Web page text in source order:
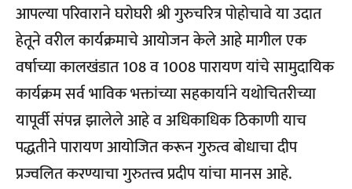
आपल्या परिवाराने घरोघरी श्री गुरुचरित्र पोहोचावे या उदात
हेतूने वरील कार्यक्रमाचे आयोजन केले आहे मागील एक
वर्षाच्या कालखंडात 108 व 1008 पारायण यांचे सामुदायिक
कार्यक्रम सर्व भाविक भक्तांच्या सहकार्याने यथोचितरीच्या
यापूर्वी संपन्न झालेले आहे व अधिकाधिक ठिकाणी याच
पद्धतीने पारायण आयोजित करून गुरुत्व बोधाचा दीप
प्रज्वलित करण्याचा गुरुतत्त्व प्रदीप यांचा मानस आहे.